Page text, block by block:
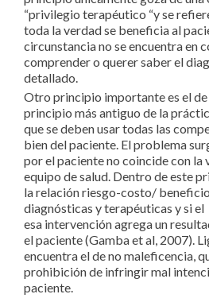
“privilegio terapéutico “y se
toda la verdad se beneficia al
circunstancia no se encuentra en
comprender o querer saber el
detallado.
Otro principio importante es el de
principio más antiguo de la
que se deben usar todas las
bien del paciente. El problema
por el paciente no coincide con la
equipo de salud. Dentro de este
la relación riesgo-costo/ beneficio
diagnósticas y terapéuticas y si
esa intervención agrega un
el paciente (Gamba et al, 2007).
encuentra el de no maleficencia,
prohibición de infringir mal
paciente.